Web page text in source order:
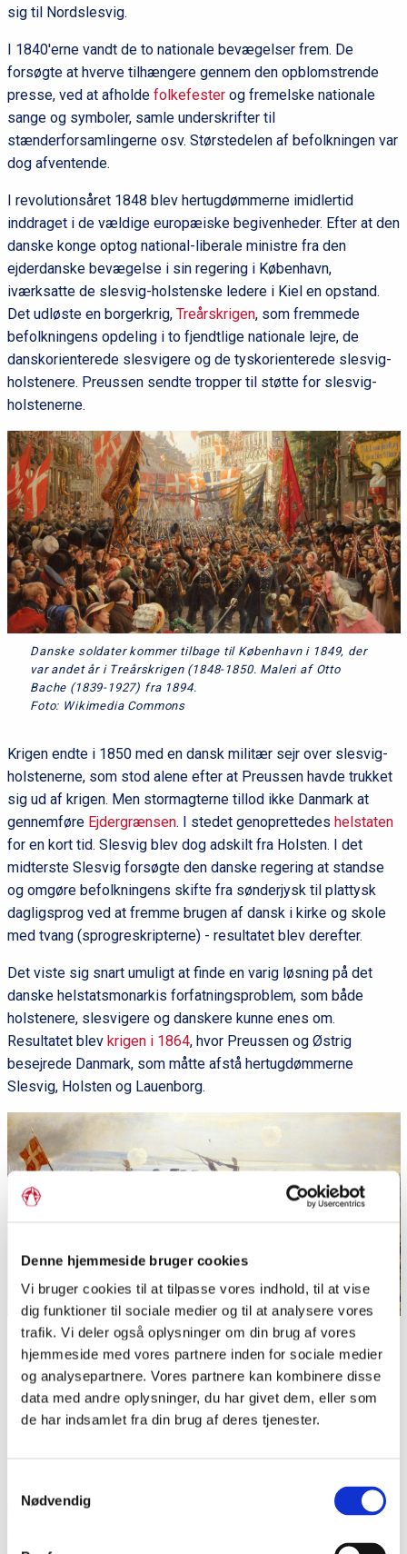
Denne hjemmeside bruger cookies
Vi bruger cookies til at tilpasse vores indhold, til at vise
dig funktioner til sociale medier og til at analysere vores
trafik. Vi deler også oplysninger om din brug af vores
hjemmeside med vores partnere inden for sociale medier
og analysepartnere. Vores partnere kan kombinere disse
data med andre oplysninger, du har givet dem, eller som
de har indsamlet fra din brug af deres tjenester.
Nødvendig
sig til Nordslesvig.
I 1840'erne vandt de to nationale bevægelser frem. De
forsøgte at hverve tilhængere gennem den opblomstrende
presse, ved at afholde folkefesterog fremelske nationale
sange og symboler, samle underskrifter til
stænderforsamlingerne osv. Størstedelen af befolkningen var
dog afventende.
I revolutionsåret 1848 blev hertugdømmerne imidlertid
inddraget i de vældige europæiske begivenheder. Efter at den
danske konge optog national-liberale ministre fra den
ejderdanske bevægelse i sin regering i København,
iværksatte de slesvig-holstenske ledere i Kiel en opstand.
Det udløste en borgerkrig, Treårskrigen, som fremmede
befolkningens opdeling i to fjendtlige nationale lejre, de
danskorienterede slesvigere og de tyskorienterede slesvig-
holstenere. Preussen sendte tropper til støtte for slesvig-
holstenerne.
Danske soldater kommer tilbage til København i 1849, der
var andet år i Treårskrigen (1848-1850. Maleri af Otto
Bache (1839-1927) fra 1894.
Foto: Wikimedia Commons
Krigen endte i 1850 med en dansk militær sejr over slesvig-
holstenerne, som stod alene efter at Preussen havde trukket
sig ud af krigen. Men stormagterne tillod ikke Danmark at
gennemføre Ejdergrænsen. I stedet genoprettedes helstaten
for en kort tid. Slesvig blev dog adskilt fra Holsten. I det
midterste Slesvig forsøgte den danske regering at standse
og omgøre befolkningens skifte fra sønderjysk til plattysk
dagligsprog ved at fremme brugen af dansk i kirke og skole
med tvang (sprogreskripterne) - resultatet blev derefter.
Det viste sig snart umuligt at finde en varig løsning på det
danske helstatsmonarkis forfatningsproblem, som både
holstenere, slesvigere og danskere kunne enes om.
Resultatet blev krigen i 1864, hvor Preussen og Østrig
besejrede Danmark, som måtte afstå hertugdømmerne
Slesvig, Holsten og Lauenborg.
Den danske hærs ottende brigade går til modangreb efter
preussiske og østrigske tropper har stormet Dybøl Skanser
18. april 1864, hvor Danmark led nederlag. Maleri af
Vilhelm Rosenstand (1838–1915) fra 1894.
Foto: Wikimedia Commons
Efter en indbyrdes krig mellem sejrherrerne i 1866 blev
hertugdømmerne i 1867 indlemmet i Preussen, som